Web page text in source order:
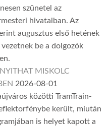
szünetel az
hivatalban. Az
augusztus első hetének
be a dolgozók
MISKOLC
2026-08-01
közötti TramTrain-
került, miután
is helyet kapott a